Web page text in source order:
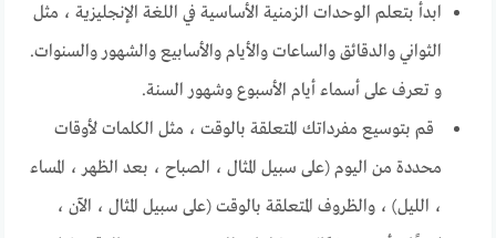
ابدأ بتعلم الوحدات الزمنية الأساسية في اللغة الإنجليزية ، مثل
الثواني والدقائق والساعات والأيام والأسابيع والشهور والسنوات.
و تعرف على أسماء أيام الأسبوع وشهور السنة.
قم بتوسيع مفرداتك المتعلقة بالوقت ، مثل الكلمات لأوقات
محددة من اليوم (على سبيل المثال ، الصباح ، بعد الظهر ، المساء
، الليل) ، والظروف المتعلقة بالوقت (على سبيل المثال ، الآن ،